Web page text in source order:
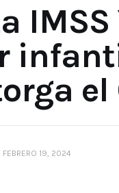
el
FEBRERO 19, 2024